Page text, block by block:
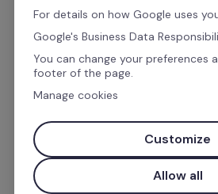
Tudo
Modelos e
Planilhas para
For details on how Google uses
Google's Business Data
You can change your preferences
footer of the page.
Manage cookies
Customize
Allow all